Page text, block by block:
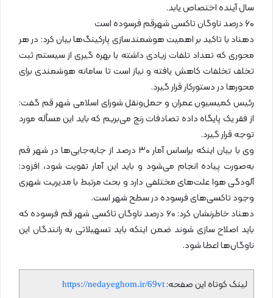
سال آینده اختصاص یابد.
۶۰ درصد ناوگان تاکسی شهرقم فرسوده است
دهناد با تاکید بر اهمیت هوشمندسازی پارکینگ‌ها بیان کرد: در هر
محوری که تعداد تلفات زیادی داشته با بهره گیری از سیستم ثبت
تخلف تخلفات کاهش یافته و نیاز است تا سامانه هوشمندی برای
محورها در دستورکار قرار گیرد.
رئیس کمیسیون عمران و حمل‌ونقل شورای اسلامی شهر قم گفت:
از فقر یک پایگاه داده تصادفات رنج می‌بریم که باید این مسأله مورد
توجه قرار گیرد.
وی با بیان اینکه براساس آمار ۳۰ درصد از جابه‌جایی‌ها در شهر قم
به‌صورت پیاده انجام می‌شود و باید این آمار تقویت شود، افزود:
آلودگی هوا علت‌های مختلفی دارد و بحث مرتبط با مدیریت شهری
وجود تاکسی‌های فرسوده در سطح شهر است.
دهناد خاطرنشان کرد: ۶۰ درصد ناوگان تاکسی شهر قم فرسوده که
باید اصلاح سازی شوند ضمن اینکه باید تسهیلاتی به رانندگان این
ناوگان‌ها اعطا شود.
لینک کوتاه این صفحه: https://nedayeghom.ir/69vt